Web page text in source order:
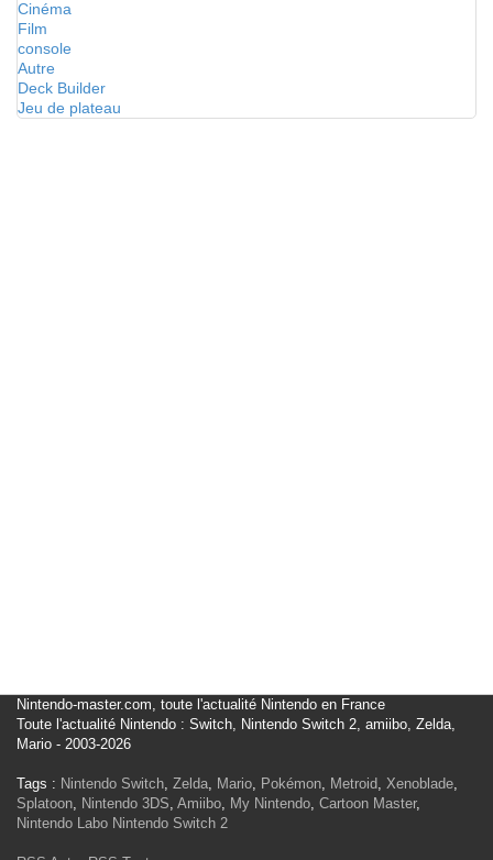
Cinéma
Film
console
Autre
Deck Builder
Jeu de plateau
Nintendo-master.com, toute l'actualité Nintendo en France
Toute l'actualité Nintendo : Switch, Nintendo Switch 2, amiibo, Zelda,
Mario - 2003-2026
Tags : Nintendo Switch, Zelda, Mario, Pokémon, Metroid, Xenoblade,
Splatoon, Nintendo 3DS, Amiibo, My Nintendo, Cartoon Master,
Nintendo Labo Nintendo Switch 2